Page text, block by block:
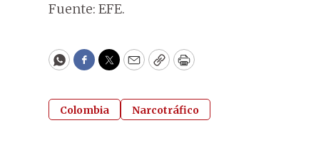
Fuente: EFE.
WhatsApp
Facebook
Twitter
EmailCopyPrint
Colombia Narcotráfico